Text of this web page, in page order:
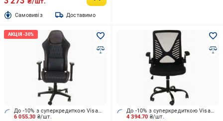
Cамовивіз Доставимо
6 055.30 ₴/шт.
До -10% з суперкредиткою Visa Вигода
4 394.70 ₴/шт.
До -10% з суперкредиткою Visa Вигода